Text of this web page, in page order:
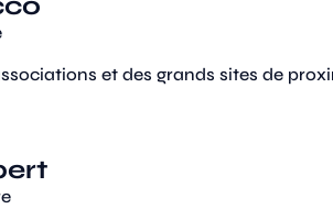
et des grands sites de